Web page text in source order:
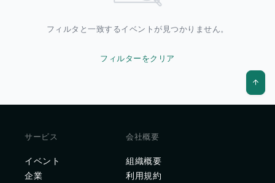
フィルタと一致するイベントが見つかりません。
フィルターをクリア
サービス
イベント
企業
会社概要
組織概要
利用規約